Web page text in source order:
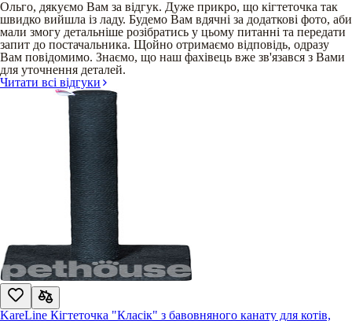
Ольго, дякуємо Вам за відгук. Дуже прикро, що кігтеточка так
швидко вийшла із ладу. Будемо Вам вдячні за додаткові фото, аби
мали змогу детальніше розібратись у цьому питанні та передати
запит до постачальника. Щойно отримаємо відповідь, одразу
Вам повідомимо. Знаємо, що наш фахівець вже зв'язався з Вами
для уточнення деталей.
Читати всі відгуки
KareLine Кігтеточка "Класік" з бавовняного канату для котів,